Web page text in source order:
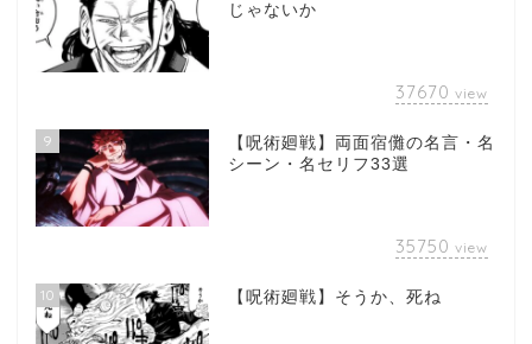
じゃないか
37670 view
9
【呪術廻戦】両面宿儺の名言・名
シーン・名セリフ33選
35750 view
10 【呪術廻戦】そうか、死ね